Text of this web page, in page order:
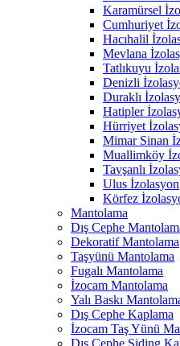
Karamürsel
Cumhuriyet
Hacıhalil
Mevlana
Tatlıkuyu
Denizli
Duraklı
Hatipler
Hürriyet
Mimar Sinan
Muallimköy
Tavşanlı
Ulus İzolasyon
Körfez
Mantolama
Dış Cephe
Dekoratif Mantolama
Taşyünü Mantolama
Fugalı Mantolama
İzocam Mantolama
Yalı Baskı
Dış Cephe Kaplama
İzocam Taş Yünü